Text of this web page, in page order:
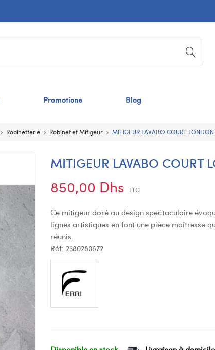
Promotions Blog
Robinetterie Robinet et Mitigeur MITIGEUR LAVABO COURT LONDON
MITIGEUR LAVABO COURT
850,00 Dhs TTC
Ce mitigeur doré au design spectaculaire
lignes artistiques en font une pièce maîtresse
réunis.
Réf: 2380280672